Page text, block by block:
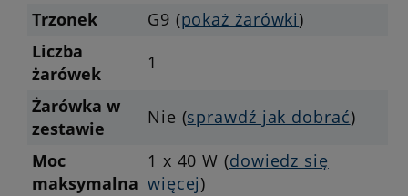
Trzonek G9 (pokaż żarówki)
Liczba
żarówek
1
Żarówka w
zestawie
Nie (sprawdź jak dobrać)
Moc
maksymalna
1 x 40 W (dowiedz się
więcej)